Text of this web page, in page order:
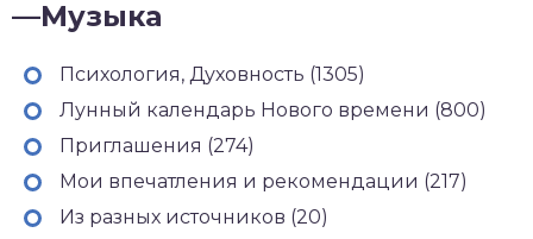
—Музыка
Психология, Духовность (1305)
Лунный календарь Нового времени (800)
Приглашения (274)
Мои впечатления и рекомендации (217)
Из разных источников (20)